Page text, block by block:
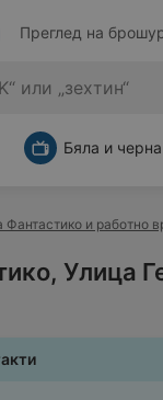
Преглед на
Бяла и
Фантастико и работно
Улица